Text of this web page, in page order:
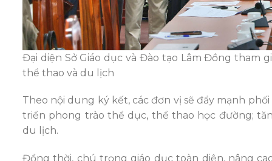
Đại diện Sở Giáo dục và Đào tạo Lâm Đồng tham
thể thao và du lịch
Theo nội dung ký kết, các đơn vị sẽ đẩy mạnh
triển phong trào thể dục, thể thao học đường;
du lịch.
Đồng thời, chú trọng giáo dục toàn diện, nâng